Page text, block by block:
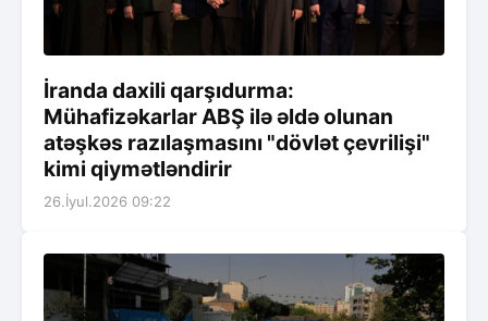
İranda daxili qarşıdurma:
Mühafizəkarlar ABŞ ilə əldə olunan
atəşkəs razılaşmasını "dövlət çevrilişi"
kimi qiymətləndirir
26.İyul.2026 09:22